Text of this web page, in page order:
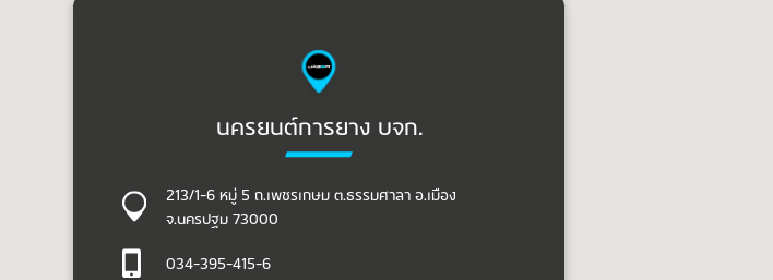
นครยนต์การยาง บจก.
213/1-6 หมู่ 5 ถ.เพชรเกษม ต.ธรรมศาลา อ.เมือง
จ.นครปฐม 73000
034-395-415-6